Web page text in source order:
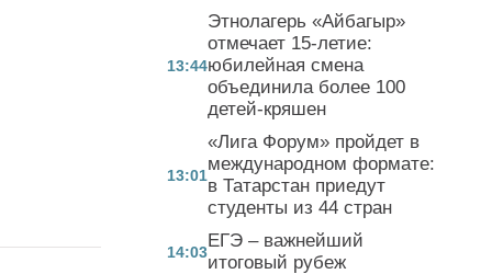
13:44
Этнолагерь «Айбагыр»
отмечает 15-летие:
юбилейная смена
объединила более 100
детей-кряшен
13:01
«Лига Форум» пройдет в
международном формате:
в Татарстан приедут
студенты из 44 стран
14:03
ЕГЭ – важнейший
итоговый рубеж